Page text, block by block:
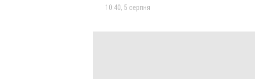
10:40, 5 серпня